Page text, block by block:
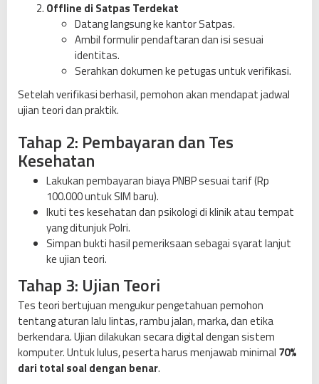
Offline di Satpas Terdekat
Datang langsung ke kantor Satpas.
Ambil formulir pendaftaran dan isi sesuai
identitas.
Serahkan dokumen ke petugas untuk verifikasi.
Setelah verifikasi berhasil, pemohon akan mendapat jadwal
ujian teori dan praktik.
Tahap 2: Pembayaran dan Tes
Kesehatan
Lakukan pembayaran biaya PNBP sesuai tarif (Rp
100.000 untuk SIM baru).
Ikuti tes kesehatan dan psikologi di klinik atau tempat
yang ditunjuk Polri.
Simpan bukti hasil pemeriksaan sebagai syarat lanjut
ke ujian teori.
Tahap 3: Ujian Teori
Tes teori bertujuan mengukur pengetahuan pemohon
tentang aturan lalu lintas, rambu jalan, marka, dan etika
berkendara. Ujian dilakukan secara digital dengan sistem
komputer. Untuk lulus, peserta harus menjawab minimal 70%
dari total soal dengan benar.